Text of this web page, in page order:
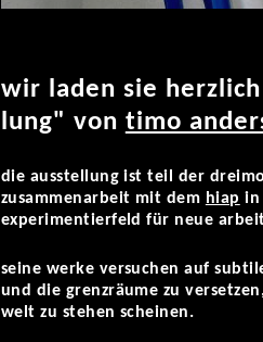
wir laden sie
lung" von timo
die ausstellung ist teil der
zusammenarbeit mit dem hiap in
experimentierfeld für neue
seine werke versuchen auf
und die grenzräume zu
welt zu stehen scheinen.